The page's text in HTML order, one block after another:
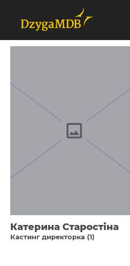
Катерина Старостіна
Кастинг директорка (1)